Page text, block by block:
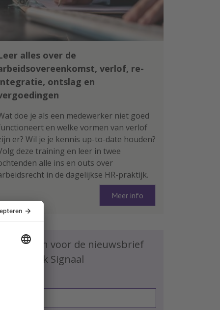
alles over de
verlof, re-
ontslag en
doe je als een medewerker niet goed
en welke vormen van verlof
er? Wil je je kennis up-to-date houden?
deze training en leer in twee
alle ins en outs over
in de dagelijkse HR-praktijk.
Meer info
je in voor de nieuwsbrief
Praktijk Signaal